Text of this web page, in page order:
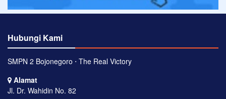
Hubungi Kami
SMPN 2 Bojonegoro ⋅ The Real Victory
Alamat
Jl. Dr. Wahidin No. 82